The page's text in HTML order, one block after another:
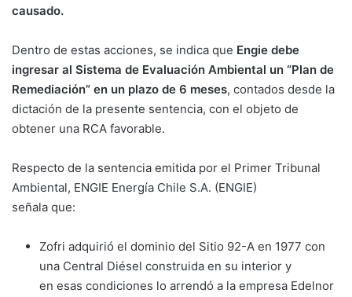
causado.
Dentro de estas acciones, se indica que Engie debe
ingresar al Sistema de Evaluación Ambiental un “Plan de
Remediación” en un plazo de 6 meses, contados desde la
dictación de la presente sentencia, con el objeto de
obtener una RCA favorable.
Respecto de la sentencia emitida por el Primer Tribunal
Ambiental, ENGIE Energía Chile S.A. (ENGIE)
señala que:
Zofri adquirió el dominio del Sitio 92-A en 1977 con
una Central Diésel construida en su interior y
en esas condiciones lo arrendó a la empresa Edelnor